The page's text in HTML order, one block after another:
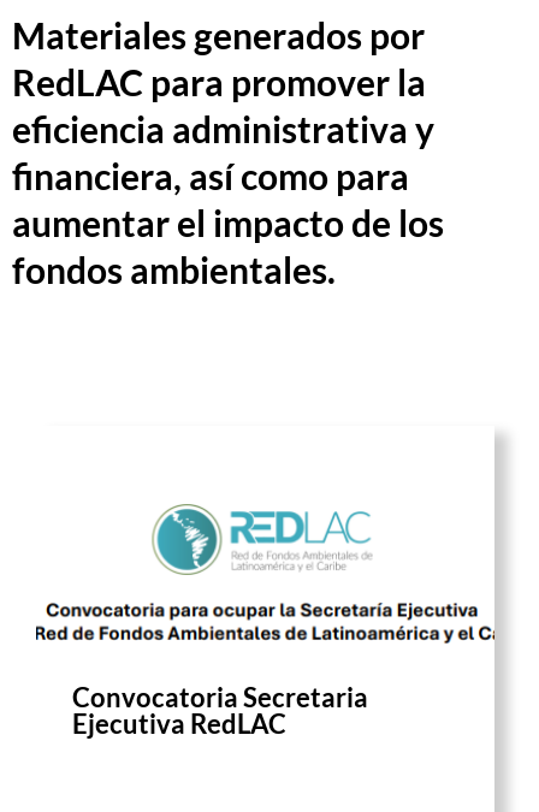
Materiales generados por
RedLAC para promover la
eficiencia administrativa y
financiera, así como para
aumentar el impacto de los
fondos ambientales.
Convocatoria Secretaria
Ejecutiva RedLAC